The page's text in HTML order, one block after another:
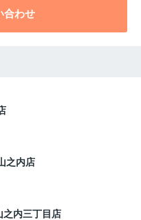
合わせ
之内店
内三丁目店